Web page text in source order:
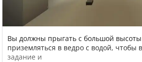
Вы должны прыгать с большой
приземляться в ведро с водой, чтобы
задание и